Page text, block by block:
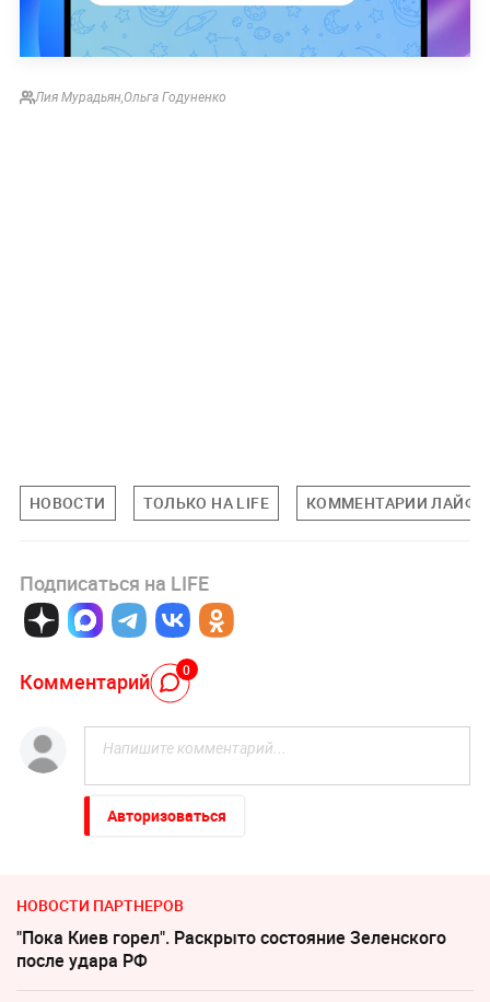
Лия Мурадьян,Ольга Годуненко
НОВОСТИ ТОЛЬКО НА LIFE КОММЕНТАРИИ ЛАЙФУ
Подписаться на LIFE
Комментарий 0
Авторизоваться
НОВОСТИ ПАРТНЕРОВ
"Пока Киев горел". Раскрыто состояние Зеленского
после удара РФ